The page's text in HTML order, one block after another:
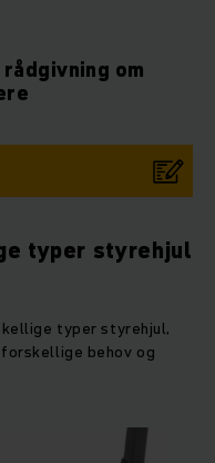
om
typer styrehjul
typer styrehjul,
behov og